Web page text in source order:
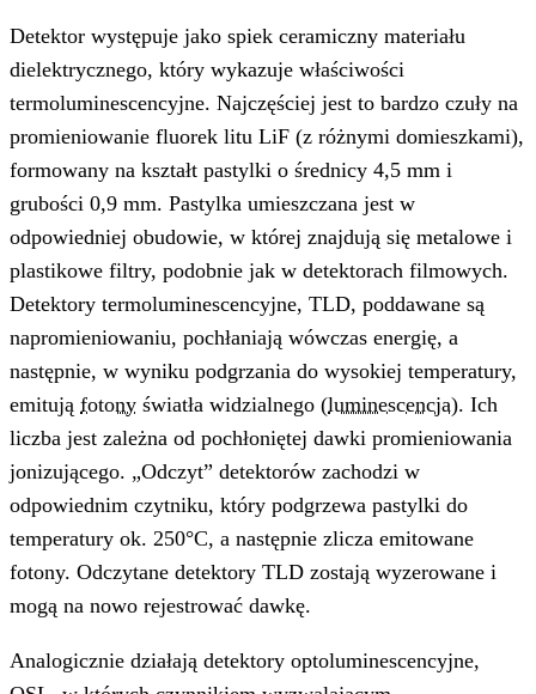
Detektor występuje jako spiek ceramiczny materiału
dielektrycznego, który wykazuje właściwości
termoluminescencyjne. Najczęściej jest to bardzo czuły na
promieniowanie fluorek litu LiF (z różnymi domieszkami),
formowany na kształt pastylki o średnicy 4,5 mm i
grubości 0,9 mm. Pastylka umieszczana jest w
odpowiedniej obudowie, w której znajdują się metalowe i
plastikowe filtry, podobnie jak w detektorach filmowych.
Detektory termoluminescencyjne, TLD, poddawane są
napromieniowaniu, pochłaniają wówczas energię, a
następnie, w wyniku podgrzania do wysokiej temperatury,
emitują fotony światła widzialnego (luminescencja). Ich
liczba jest zależna od pochłoniętej dawki promieniowania
jonizującego. „Odczyt” detektorów zachodzi w
odpowiednim czytniku, który podgrzewa pastylki do
temperatury ok. 250°C, a następnie zlicza emitowane
fotony. Odczytane detektory TLD zostają wyzerowane i
mogą na nowo rejestrować dawkę.
Analogicznie działają detektory optoluminescencyjne,